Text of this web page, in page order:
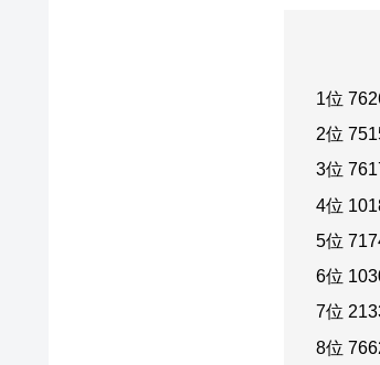
1位
2位
3位
4位
5位
6位
7位
8位